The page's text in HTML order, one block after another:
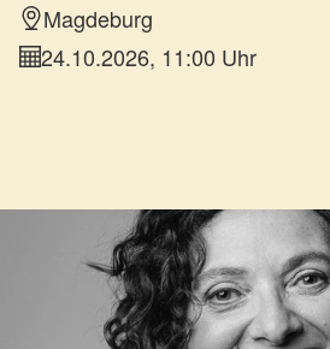
Magdeburg
24.10.2026, 11:00 Uhr